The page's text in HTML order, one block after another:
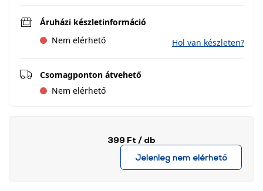
Áruházi készletinformáció
Nem elérhető
Hol van készleten?
Csomagponton átvehető
Nem elérhető
399 Ft / db
Jelenleg nem elérhető